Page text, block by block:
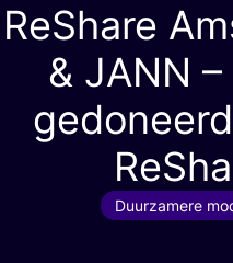
ReShare
& JANN
Duurzamere